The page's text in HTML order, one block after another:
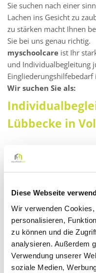
Diese Webseite
Wir verwenden
personalisieren,
zu können und die
analysieren. Außerdem
Verwendung unserer
soziale Medien,
Sie suchen nach einer
Lachen ins Gesicht zu
zu stärken macht Ihnen
Sie bei uns genau richtig.
myschoolcare ist Ihr
und Individualbegleitung
Eingliederungshilfebedarf
Wir suchen Sie als:
Lübbecke in
Darauf können Sie sich
Ein faires
den Schließ- oder
Kontinuierliche Aus-
Learning mit Zertifikat)
Supervisionen
Kompetente
Fachkräfte